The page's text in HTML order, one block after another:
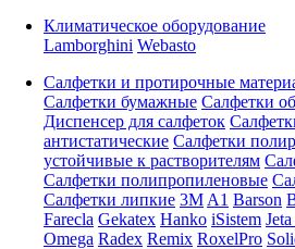
Климатическое оборудование
Lamborghini Webasto
Салфетки и протирочные
Салфетки бумажные Салфетки
Диспенсер для салфеток
антистатические Салфетки
устойчивые к растворителям
Салфетки полипропиленовые
Салфетки липкие 3M A1 Barson
Farecla Gekatex Hanko iSistem
Omega Radex Remix RoxelPro